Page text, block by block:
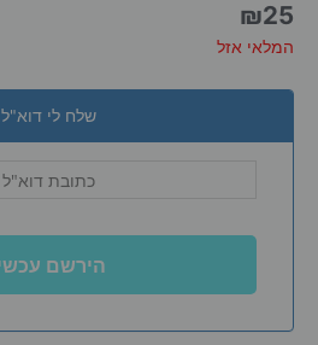
₪25
המלאי אזל
שלח לי דוא"ל